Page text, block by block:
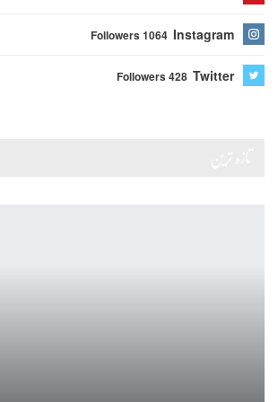
Instagram
Followers 1064
Twitter
Followers 428